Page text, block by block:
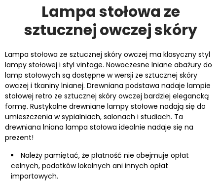
Lampa stołowa ze
sztucznej owczej skóry
Lampa stołowa ze sztucznej skóry owczej ma klasyczny styl
lampy stołowej i styl vintage. Nowoczesne lniane abażury do
lamp stołowych są dostępne w wersji ze sztucznej skóry
owczej i tkaniny lnianej. Drewniana podstawa nadaje lampie
stołowej retro ze sztucznej skóry owczej bardziej elegancką
formę. Rustykalne drewniane lampy stołowe nadają się do
umieszczenia w sypialniach, salonach i studiach. Ta
drewniana lniana lampa stołowa idealnie nadaje się na
prezent!
Należy pamiętać, że płatność nie obejmuje opłat
celnych, podatków lokalnych ani innych opłat
importowych.